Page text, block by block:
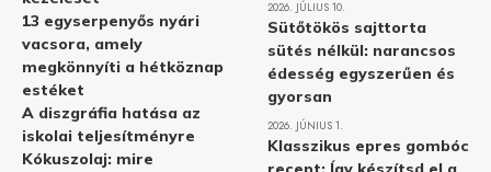
13 egyserpenyős nyári
vacsora, amely
megkönnyíti a hétköznap
estéket
A diszgráfia hatása az
iskolai teljesítményre
Kókuszolaj: mire
2026. JÚLIUS 10.
Sütőtökös sajttorta
sütés nélkül: narancsos
édesség egyszerűen és
gyorsan
2026. JÚNIUS 1.
Klasszikus epres gombóc